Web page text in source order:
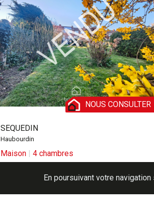
En poursuivant votre
NOUS CONSULTER
SEQUEDIN
Haubourdin
Maison | 4 chambres